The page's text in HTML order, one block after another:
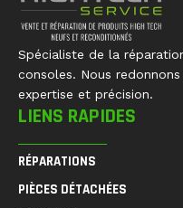
Spécialiste de la
consoles. Nous
expertise et précision.
LIENS RAPIDES
RÉPARATIONS
PIÈCES DÉTACHÉES